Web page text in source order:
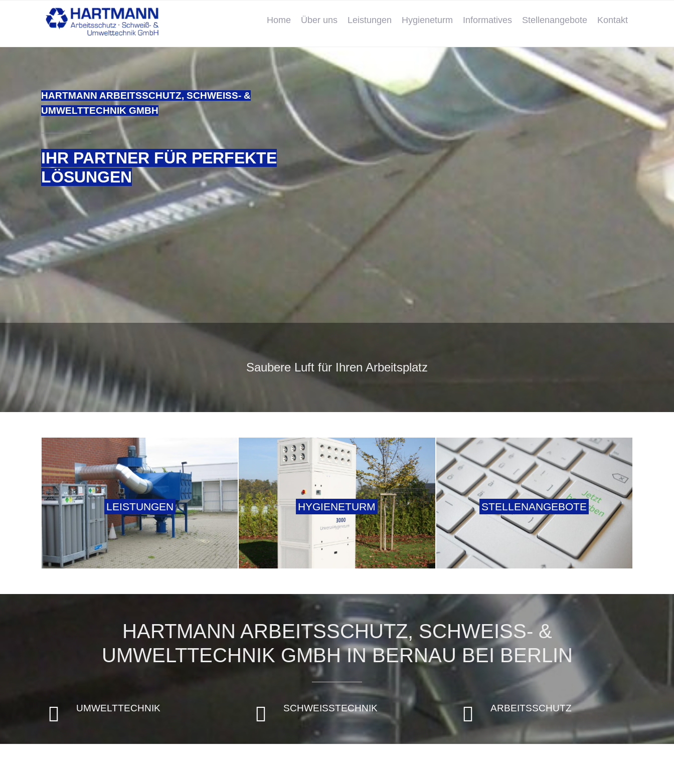
Home Über uns Leistungen Hygieneturm Informatives Stellenangebote Kontakt
HARTMANN ARBEITSSCHUTZ, SCHWEISS- & U
MWELTTECHNIK GMBH
IHR PARTNER FÜR PERFEKTE
LÖSUNGEN
Saubere Luft für Ihren Arbeitsplatz
LEISTUNGEN HYGIENETURM STELLENANGEBOTE
HARTMANN ARBEITSSCHUTZ, SCHWEISS- & U
MWELTTECHNIK GMBH IN BERNAU BEI BERLIN
 UMWELTTECHNIK  SCHWEISSTECHNIK  ARBEITSSCHUTZ